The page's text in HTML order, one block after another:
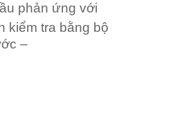
phản ứng với
kiểm tra bằng bộ
–